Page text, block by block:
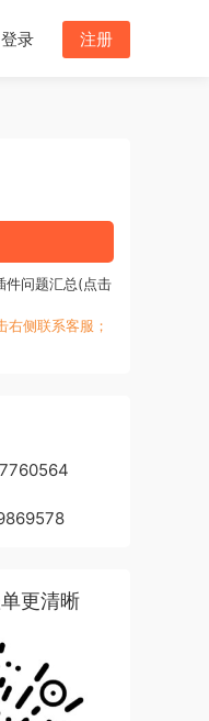
登录 注册
件问题汇总(点击
右侧联系客服；
更清晰